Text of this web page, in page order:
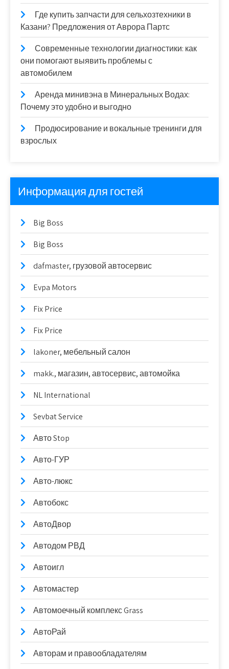
Где купить запчасти для сельхозтехники в
Казани? Предложения от Аврора Партс
Современные технологии диагностики: как
они помогают выявить проблемы с
автомобилем
Аренда минивэна в Минеральных Водах:
Почему это удобно и выгодно
Продюсирование и вокальные тренинги для
взрослых
Информация для гостей
Big Boss
Big Boss
dafmaster, грузовой автосервис
Evpa Motors
Fix Price
Fix Price
lakoner, мебельный салон
makk., магазин, автосервис, автомойка
NL International
Sevbat Service
Авто Stop
Авто-ГУР
Авто-люкс
Автобокс
АвтоДвор
Автодом РВД
Автоигл
Автомастер
Автомоечный комплекс Grass
АвтоРай
Авторам и правообладателям